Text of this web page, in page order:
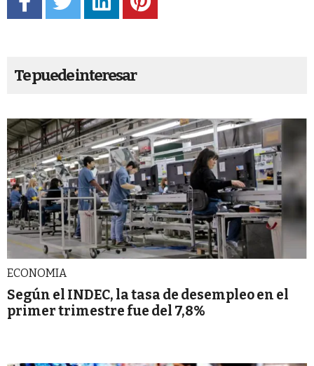
Te puede interesar
ECONOMIA
Según el INDEC, la tasa de desempleo en el
primer trimestre fue del 7,8%